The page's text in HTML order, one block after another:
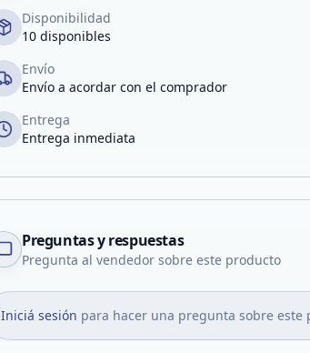
Disponibilidad
10 disponibles
Envío
Envío a acordar con el comprador
Entrega
Entrega inmediata
Preguntas y respuestas
Pregunta al vendedor sobre este producto
Iniciá sesión para hacer una pregunta sobre este